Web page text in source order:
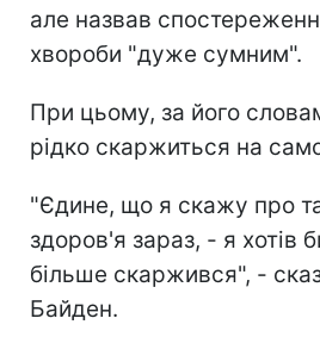
але назвав
хвороби "дуже сумним".
При цьому, за його
рідко скаржиться на
"Єдине, що я скажу про
здоров'я зараз, - я хотів
більше скаржився", -
Байден.